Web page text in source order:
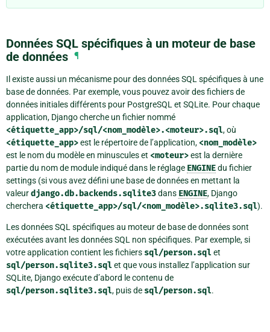
Données SQL spécifiques à un moteur de base
de données ¶
Il existe aussi un mécanisme pour des données SQL spécifiques à une
base de données. Par exemple, vous pouvez avoir des fichiers de
données initiales différents pour PostgreSQL et SQLite. Pour chaque
application, Django cherche un fichier nommé
<étiquette_app>/sql/<nom_modèle>.<moteur>.sql, où
<étiquette_app>est le répertoire de l’application, <nom_modèle>
est le nom du modèle en minuscules et <moteur>est la dernière
partie du nom de module indiqué dans le réglage ENGINEdu fichier
settings (si vous avez défini une base de données en mettant la
valeurdjango.db.backends.sqlite3dans ENGINE, Django
cherchera <étiquette_app>/sql/<nom_modèle>.sqlite3.sql).
Les données SQL spécifiques au moteur de base de données sont
exécutées avant les données SQL non spécifiques. Par exemple, si
votre application contient les fichiers sql/person.sqlet
sql/person.sqlite3.sqlet que vous installez l’application sur
SQLite, Django exécute d’abord le contenu de
sql/person.sqlite3.sql, puis de sql/person.sql.